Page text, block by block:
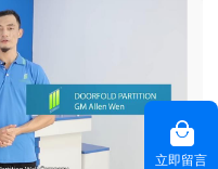
立即留言